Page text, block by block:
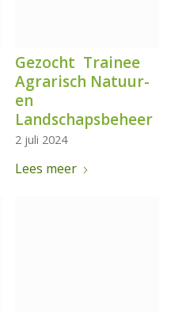
Gezocht Trainee
Agrarisch Natuur-
en
Landschapsbeheer
2 juli 2024
Lees meer